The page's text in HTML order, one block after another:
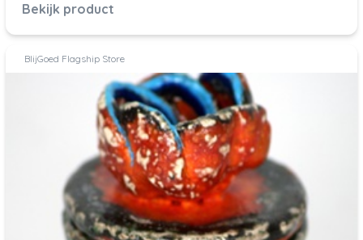
Bekijk product
BlijGoed Flagship Store